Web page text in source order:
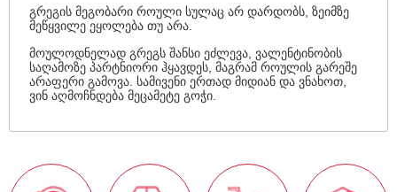
გრეგის მეგობარი როული სულაც არ დარდობს, ზეიმზე
მეწყვილე ეყოლება თუ არა.
მოულოდნელად გრეგს შანსი ეძლევა, ვალენტინობის
საღამოზე პარტნიორი ჰყავდეს, მაგრამ როულის გარეშე
არაფერი გამოვა. სამივენი ერთად მიდიან და ვნახოთ,
ვინ აღმოჩნდება მეცამეტე გოჭი.